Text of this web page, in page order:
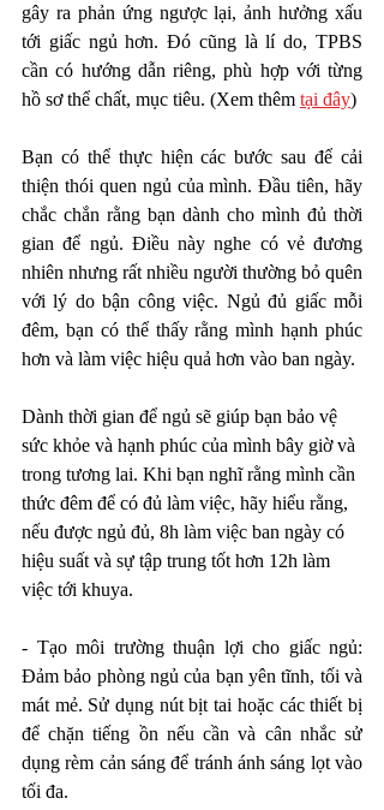
gây ra phản ứng ngược lại, ảnh hưởng xấu
tới giấc ngủ hơn. Đó cũng là lí do, TPBS
cần có hướng dẫn riêng, phù hợp với từng
hồ sơ thể chất, mục tiêu. (Xem thêm tại đây)
Bạn có thể thực hiện các bước sau để cải
thiện thói quen ngủ của mình. Đầu tiên, hãy
chắc chắn rằng bạn dành cho mình đủ thời
gian để ngủ. Điều này nghe có vẻ đương
nhiên nhưng rất nhiều người thường bỏ quên
với lý do bận công việc. Ngủ đủ giấc mỗi
đêm, bạn có thể thấy rằng mình hạnh phúc
hơn và làm việc hiệu quả hơn vào ban ngày.
Dành thời gian để ngủ sẽ giúp bạn bảo vệ
sức khỏe và hạnh phúc của mình bây giờ và
trong tương lai. Khi bạn nghĩ rằng mình cần
thức đêm để có đủ làm việc, hãy hiểu rằng,
nếu được ngủ đủ, 8h làm việc ban ngày có
hiệu suất và sự tập trung tốt hơn 12h làm
việc tới khuya.
- Tạo môi trường thuận lợi cho giấc ngủ:
Đảm bảo phòng ngủ của bạn yên tĩnh, tối và
mát mẻ. Sử dụng nút bịt tai hoặc các thiết bị
để chặn tiếng ồn nếu cần và cân nhắc sử
dụng rèm cản sáng để tránh ánh sáng lọt vào
tối đa.